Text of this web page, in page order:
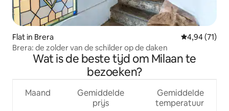
Flat in Brera Gemiddelde
4,94 (71)
Brera: de zolder van de schilder op de daken
Wat is de beste tijd om Milaan te
bezoeken?
Maand
Gemiddelde
prijs
Gemiddelde
temperatuur